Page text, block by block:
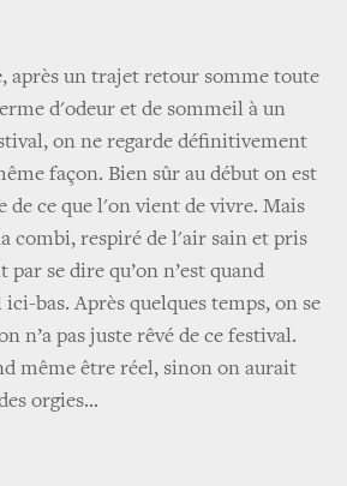
après un trajet retour somme toute
d'odeur et de sommeil à un
on ne regarde définitivement
façon. Bien sûr au début on est
de ce que l'on vient de vivre. Mais
combi, respiré de l'air sain et pris
se dire qu’on n’est quand
bas. Après quelques temps, on se
n’a pas juste rêvé de ce festival.
même être réel, sinon on aurait
orgies...